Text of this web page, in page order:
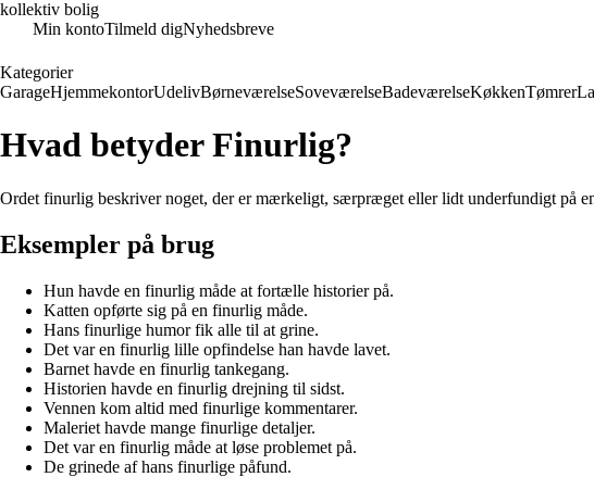
kollektiv bolig
Min kontoTilmeld digNyhedsbreve
Kategorier
GarageHjemmekontorUdelivBørneværelseSoveværelseBadeværelseKøkkenTømrer
Hvad betyder Finurlig?
Ordet finurlig beskriver noget, der er mærkeligt, særpræget eller lidt underfundigt på
Eksempler på brug
Hun havde en finurlig måde at fortælle historier på.
Katten opførte sig på en finurlig måde.
Hans finurlige humor fik alle til at grine.
Det var en finurlig lille opfindelse han havde lavet.
Barnet havde en finurlig tankegang.
Historien havde en finurlig drejning til sidst.
Vennen kom altid med finurlige kommentarer.
Maleriet havde mange finurlige detaljer.
Det var en finurlig måde at løse problemet på.
De grinede af hans finurlige påfund.